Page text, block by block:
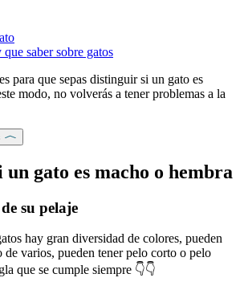
saber sobre gatos
para que sepas distinguir si un gato es
modo, no volverás a tener problemas a la
un gato es macho o hembra
su pelaje
hay gran diversidad de colores, pueden
varios, pueden tener pelo corto o pelo
que se cumple siempre 👇👇